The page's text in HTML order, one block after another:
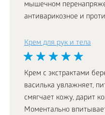
мышечном
антиварикозное и
Крем для рук и тела
Крем с экстрактами
василька увлажняет,
смягчает кожу, дарит
Моментально